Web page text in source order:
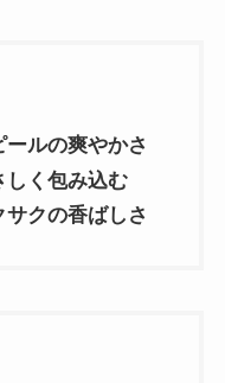
ルの爽やかさ
しく包み込む
クの香ばしさ